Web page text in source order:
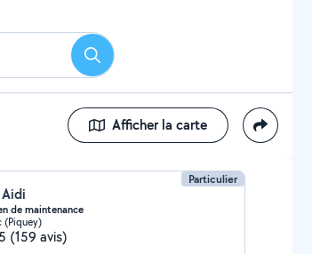
Rechercher
Afficher la carte
Particulier
de maintenance
(Piquey)
(159 avis)